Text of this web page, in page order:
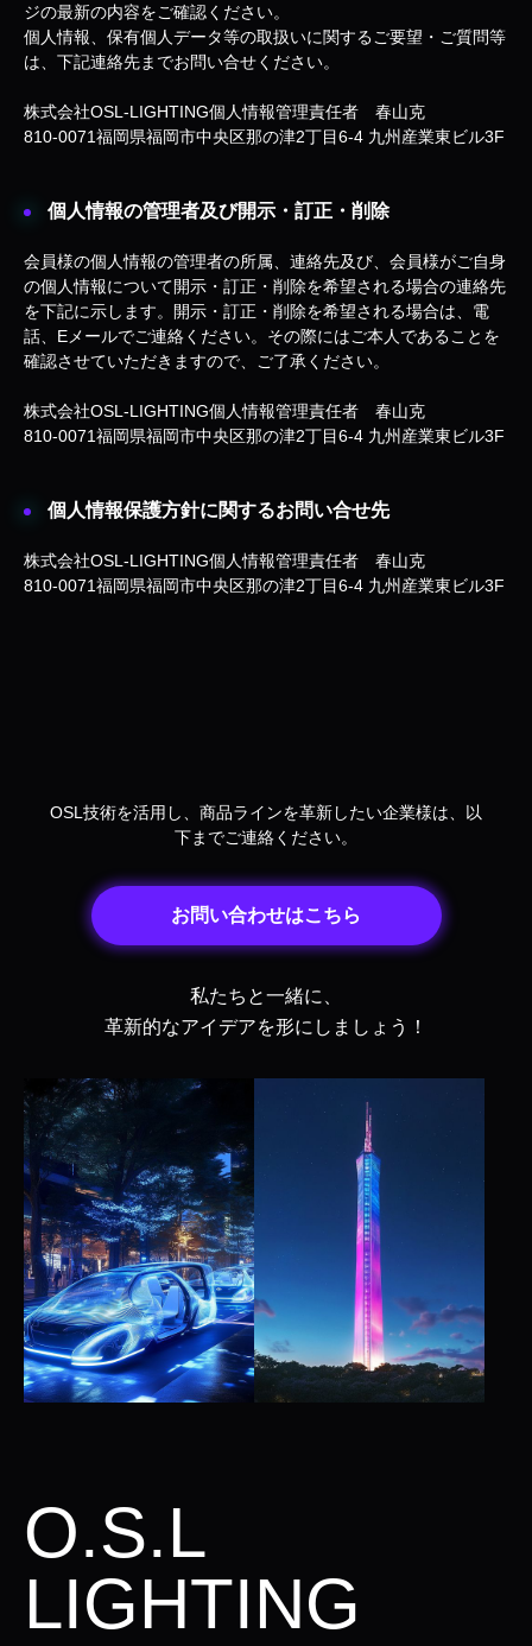
ジの最新の内容をご確認ください。
個人情報、保有個人データ等の取扱いに関するご要望・ご質問等
は、下記連絡先までお問い合せください。
株式会社OSL-LIGHTING個人情報管理責任者 春山克
810-0071福岡県福岡市中央区那の津2丁目6-4 九州産業東ビル3F
個人情報の管理者及び開示・訂正・削除
会員様の個人情報の管理者の所属、連絡先及び、会員様がご自身
の個人情報について開示・訂正・削除を希望される場合の連絡先
を下記に示します。開示・訂正・削除を希望される場合は、電
話、Eメールでご連絡ください。その際にはご本人であることを
確認させていただきますので、ご了承ください。
株式会社OSL-LIGHTING個人情報管理責任者 春山克
810-0071福岡県福岡市中央区那の津2丁目6-4 九州産業東ビル3F
個人情報保護方針に関するお問い合せ先
株式会社OSL-LIGHTING個人情報管理責任者 春山克
810-0071福岡県福岡市中央区那の津2丁目6-4 九州産業東ビル3F
OSL技術を活用し、商品ラインを革新したい企業様は、以
下までご連絡ください。
お問い合わせはこちら
私たちと一緒に、
革新的なアイデアを形にしましょう！
O.S.L
LIGHTING